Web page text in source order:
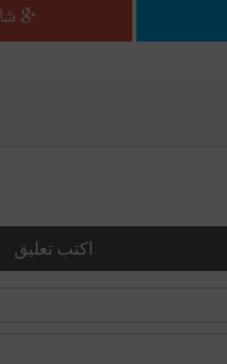
اكتب تعليق